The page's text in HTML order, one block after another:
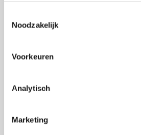
Noodzakelijk
Voorkeuren
Analytisch
Marketing
Verzamel feedback en til jouw werk
Toon jouw werk op Demo Day.
Internationaal uitbreiden &
Tijdens een succesvolle
verfijnen.